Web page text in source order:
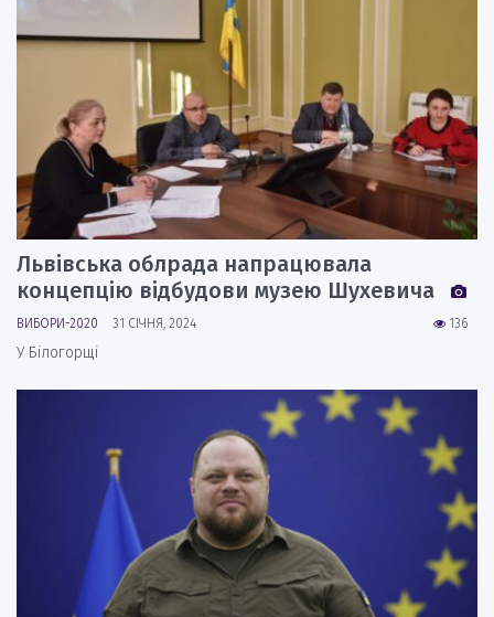
Львівська облрада напрацювала
концепцію відбудови музею Шухевича
136
ВИБОРИ-2020 31 СІЧНЯ, 2024
У Білогорщі